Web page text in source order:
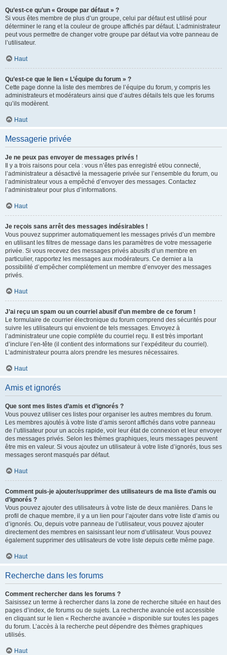
Qu’est-ce qu’un « Groupe par défaut » ?
Si vous êtes membre de plus d’un groupe, celui par défaut est utilisé pour
déterminer le rang et la couleur de groupe affichés par défaut. L’administrateur
peut vous permettre de changer votre groupe par défaut via votre panneau de
l’utilisateur.
Haut
Qu’est-ce que le lien « L’équipe du forum » ?
Cette page donne la liste des membres de l’équipe du forum, y compris les
administrateurs et modérateurs ainsi que d’autres détails tels que les forums
qu’ils modèrent.
Haut
Messagerie privée
Je ne peux pas envoyer de messages privés !
Il y a trois raisons pour cela : vous n’êtes pas enregistré et/ou connecté,
l’administrateur a désactivé la messagerie privée sur l’ensemble du forum, ou
l’administrateur vous a empêché d’envoyer des messages. Contactez
l’administrateur pour plus d’informations.
Haut
Je reçois sans arrêt des messages indésirables !
Vous pouvez supprimer automatiquement les messages privés d’un membre
en utilisant les filtres de message dans les paramètres de votre messagerie
privée. Si vous recevez des messages privés abusifs d’un membre en
particulier, rapportez les messages aux modérateurs. Ce dernier a la
possibilité d’empêcher complètement un membre d’envoyer des messages
privés.
Haut
J’ai reçu un spam ou un courriel abusif d’un membre de ce forum !
Le formulaire de courrier électronique du forum comprend des sécurités pour
suivre les utilisateurs qui envoient de tels messages. Envoyez à
l’administrateur une copie complète du courriel reçu. Il est très important
d’inclure l’en-tête (il contient des informations sur l’expéditeur du courriel).
L’administrateur pourra alors prendre les mesures nécessaires.
Haut
Amis et ignorés
Que sont mes listes d’amis et d’ignorés ?
Vous pouvez utiliser ces listes pour organiser les autres membres du forum.
Les membres ajoutés à votre liste d’amis seront affichés dans votre panneau
de l’utilisateur pour un accès rapide, voir leur état de connexion et leur envoyer
des messages privés. Selon les thèmes graphiques, leurs messages peuvent
être mis en valeur. Si vous ajoutez un utilisateur à votre liste d’ignorés, tous ses
messages seront masqués par défaut.
Haut
Comment puis-je ajouter/supprimer des utilisateurs de ma liste d’amis ou
d’ignorés ?
Vous pouvez ajouter des utilisateurs à votre liste de deux manières. Dans le
profil de chaque membre, il y a un lien pour l’ajouter dans votre liste d’amis ou
d’ignorés. Ou, depuis votre panneau de l’utilisateur, vous pouvez ajouter
directement des membres en saisissant leur nom d’utilisateur. Vous pouvez
également supprimer des utilisateurs de votre liste depuis cette même page.
Haut
Recherche dans les forums
Comment rechercher dans les forums ?
Saisissez un terme à rechercher dans la zone de recherche située en haut des
pages d’index, de forums ou de sujets. La recherche avancée est accessible
en cliquant sur le lien « Recherche avancée » disponible sur toutes les pages
du forum. L’accès à la recherche peut dépendre des thèmes graphiques
utilisés.
Haut